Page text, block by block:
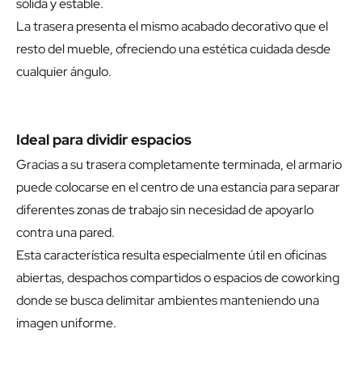
sólida y estable.
La trasera presenta el mismo acabado decorativo que el
resto del mueble, ofreciendo una estética cuidada desde
cualquier ángulo.
Ideal para dividir espacios
Gracias a su trasera completamente terminada, el armario
puede colocarse en el centro de una estancia para separar
diferentes zonas de trabajo sin necesidad de apoyarlo
contra una pared.
Esta característica resulta especialmente útil en oficinas
abiertas, despachos compartidos o espacios de coworking
donde se busca delimitar ambientes manteniendo una
imagen uniforme.